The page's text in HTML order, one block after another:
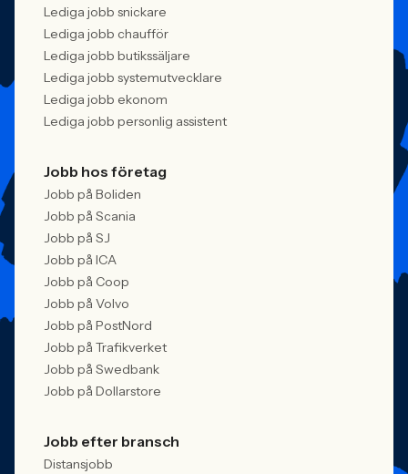
Lediga jobb snickare
Lediga jobb chaufför
Lediga jobb butikssäljare
Lediga jobb systemutvecklare
Lediga jobb ekonom
Lediga jobb personlig assistent
Jobb hos företag
Jobb på Boliden
Jobb på Scania
Jobb på SJ
Jobb på ICA
Jobb på Coop
Jobb på Volvo
Jobb på PostNord
Jobb på Trafikverket
Jobb på Swedbank
Jobb på Dollarstore
Jobb efter bransch
Distansjobb